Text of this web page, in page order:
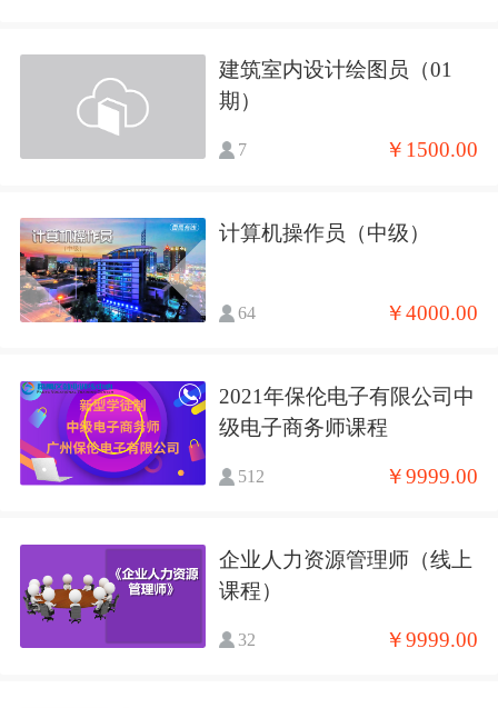
建筑室内设计绘图员（01
期）
7 ￥1500.00
计算机操作员（中级）
64 ￥4000.00
2021年保伦电子有限公司中
级电子商务师课程
512 ￥9999.00
企业人力资源管理师（线上
课程）
32 ￥9999.00